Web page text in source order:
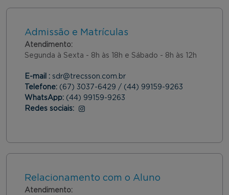
Admissão e Matrículas
Atendimento:
Segunda à Sexta - 8h às 18h e Sábado - 8h às 12h
E-mail : sdr@trecsson.com.br
Telefone: (67) 3037-6429 / (44) 99159-9263
WhatsApp: (44) 99159-9263
Redes sociais:
Relacionamento com o Aluno
Atendimento: